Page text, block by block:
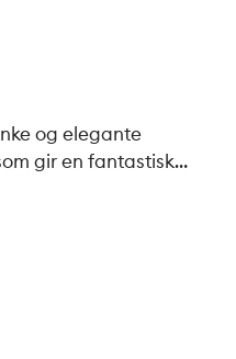
og elegante
gir en fantastisk
lagrer
enkel å integrere i